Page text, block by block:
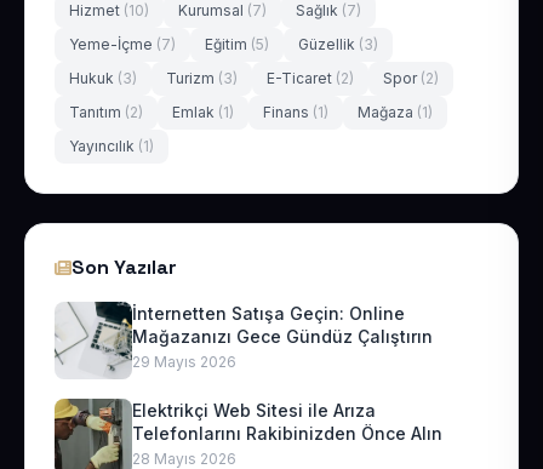
Hizmet (10) Kurumsal (7) Sağlık (7)
Yeme-İçme (7) Eğitim (5) Güzellik (3)
Hukuk (3) Turizm (3) E-Ticaret (2) Spor (2)
Tanıtım (2) Emlak (1) Finans (1) Mağaza (1)
Yayıncılık (1)
Son Yazılar
İnternetten Satışa Geçin: Online
Mağazanızı Gece Gündüz Çalıştırın
29 Mayıs 2026
Elektrikçi Web Sitesi ile Arıza
Telefonlarını Rakibinizden Önce Alın
28 Mayıs 2026